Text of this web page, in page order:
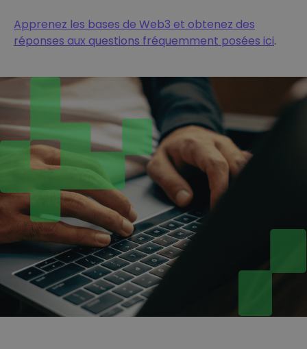
Apprenez les bases de Web3 et obtenez des
réponses aux questions fréquemment posées ici.